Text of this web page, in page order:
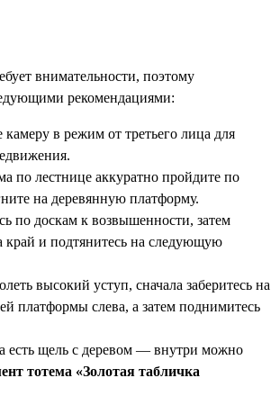
внимательности, поэтому
рекомендациями:
в режим от третьего лица для
по лестнице аккуратно пройдите по
на деревянную платформу.
по доскам к возвышенности, затем
край и подтянитесь на следующую
высокий уступ, сначала заберитесь на
платформы слева, а затем поднимитесь
есть щель с деревом — внутри можно
тотема «Золотая табличка